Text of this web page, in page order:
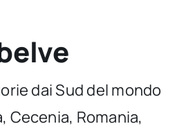
dai Sud del mondo
Cecenia, Romania,